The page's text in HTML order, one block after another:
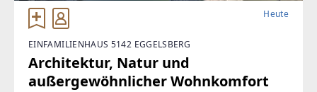
Heute
EINFAMILIENHAUS 5142 EGGELSBERG
Architektur, Natur und
außergewöhnlicher Wohnkomfort